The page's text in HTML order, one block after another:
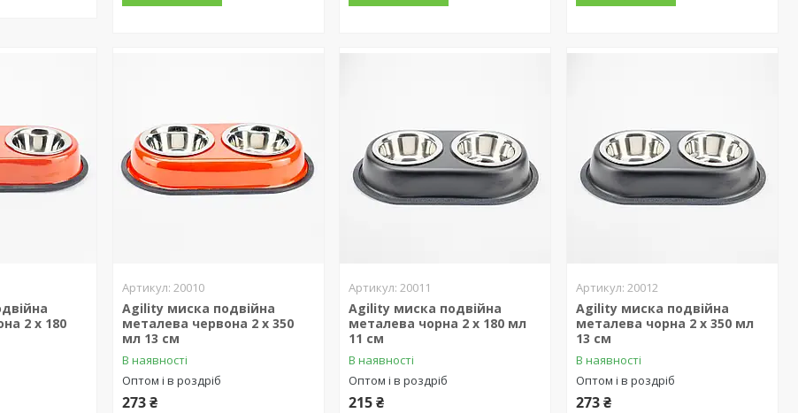
2 х 180
20010
Agility миска подвійна
металева червона 2 х 350
мл 13 см
В наявності
Оптом і в роздріб
273 ₴
20011
Agility миска подвійна
металева чорна 2 х 180 мл
11 см
В наявності
Оптом і в роздріб
215 ₴
20012
Agility миска подвійна
металева чорна 2 х 350 мл
13 см
В наявності
Оптом і в роздріб
273 ₴